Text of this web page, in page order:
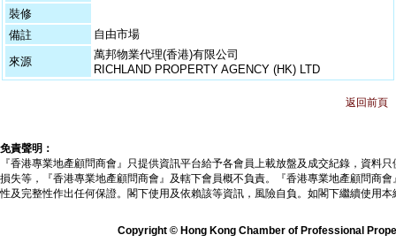
裝修
備註
自由市場
來源
萬邦物業代理(香港)有限公司
RICHLAND PROPERTY AGENCY (HK) LTD
返回前頁
免責聲明：
『香港專業地產顧問商會』只提供資訊平台給予各會員上載放盤及成交紀錄，資料
損失等，『香港專業地產顧問商會』及轄下會員概不負責。『香港專業地產顧問商
性及完整性作出任何保證。閣下使用及依賴該等資訊，風險自負。如閣下繼續使用
Copyright © Hong Kong Chamber of Professional